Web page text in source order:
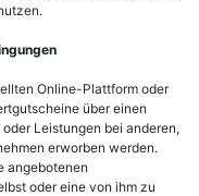
Online-Plattform oder
über einen
Leistungen bei anderen,
erworben werden.
angebotenen
oder eine von ihm zu